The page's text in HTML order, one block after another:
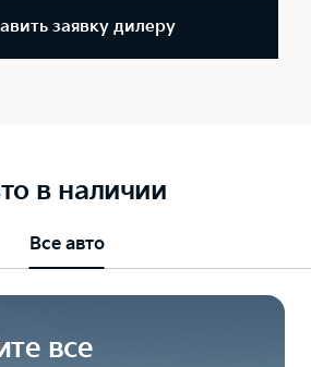
заявку дилеру
в наличии
Все авто
все